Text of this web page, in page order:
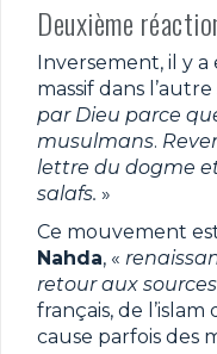
Deuxième
Inversement, il y
massif dans l’autre
par Dieu parce
musulmans.
lettre du dogme
salafs. »
Ce mouvement
Nahda, «
retour aux sources
français, de l’islam
cause parfois des